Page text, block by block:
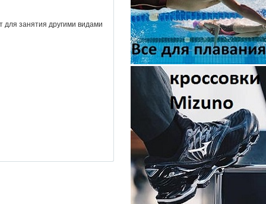
для занятия другими видами